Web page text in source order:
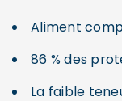
Aliment
86 % des
La faible